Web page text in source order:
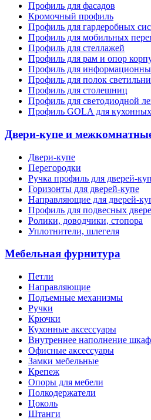
Профиль для фасадов
Кромочный профиль
Профиль для гардеробных
Профиль для мобильных
Профиль для стеллажей
Профиль для рам и опор
Профиль для
Профиль для полок
Профиль для столешниц
Профиль для светодиодной
Профиль GOLA для кухонных
Двери-купе и
Двери-купе
Перегородки
Ручка профиль для дверей-
Горизонты для дверей-купе
Направляющие для дверей-
Профиль для подвесных
Ролики, доводчики, стопора
Уплотнители, шлегеля
Мебельная фурнитура
Петли
Направляющие
Подъемные механизмы
Ручки
Крючки
Кухонные аксессуары
Внутреннее наполнение
Офисные аксессуары
Замки мебельные
Крепеж
Опоры для мебели
Полкодержатели
Цоколь
Штанги